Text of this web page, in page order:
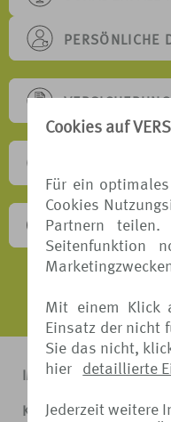
Cookies auf
Für ein
Cookies
Partnern
Seitenfunktion
Mit einem Klick
Einsatz der nicht
Sie das nicht,
hier
detaillierte
Jederzeit weitere
PERSÖNLICHE
IMPRESSUM
KONTAKT